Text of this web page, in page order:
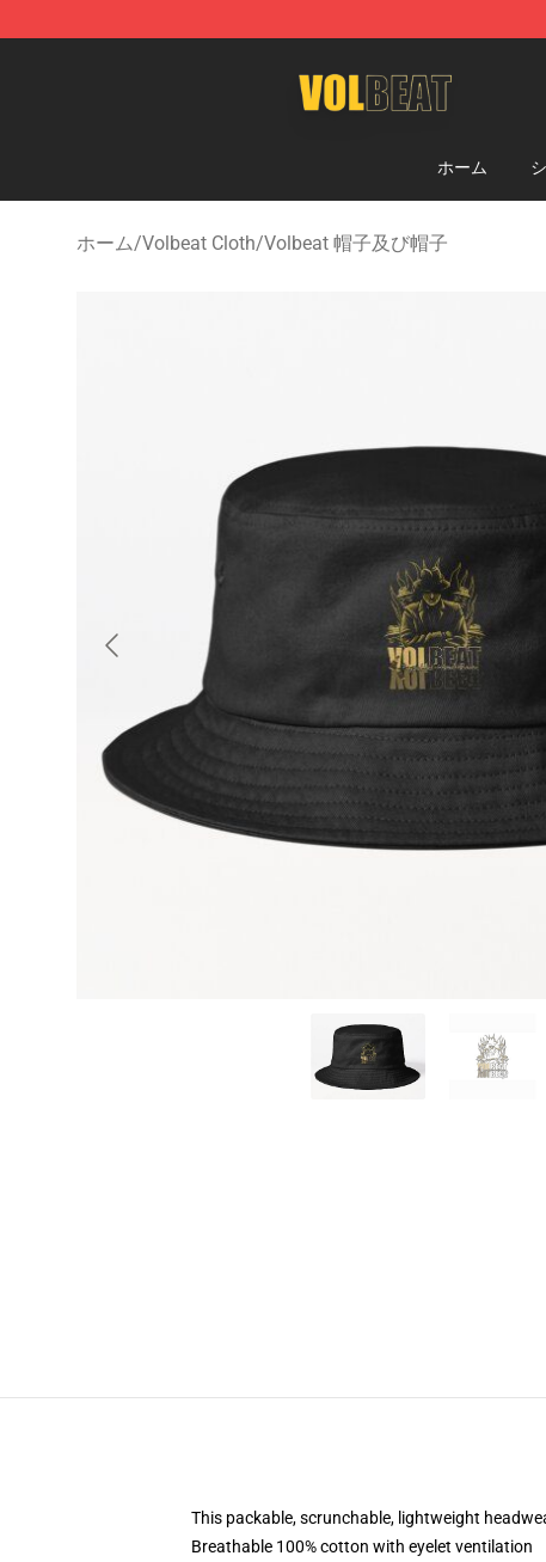
ホーム
ホーム/Volbeat Cloth/Volbeat 帽子及び帽子
This packable, scrunchable, lightweight
Breathable 100% cotton with eyelet ventilation